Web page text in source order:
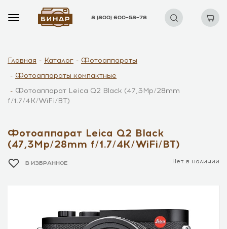
8 (800) 600–58–78
Главная Каталог
Фотоаппараты
Фотоаппараты компактные
Фотоаппарат Leica Q2 Black (47,3Mp/28mm
f/1.7/4K/WiFi/BT)
Фотоаппарат Leica Q2 Black
(47,3Mp/28mm f/1.7/4K/WiFi/BT)
В ИЗБРАННОЕ Нет в наличии